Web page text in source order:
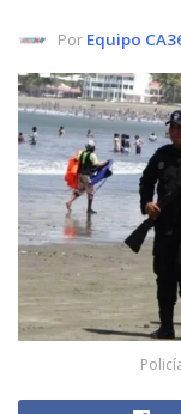
Por Equipo